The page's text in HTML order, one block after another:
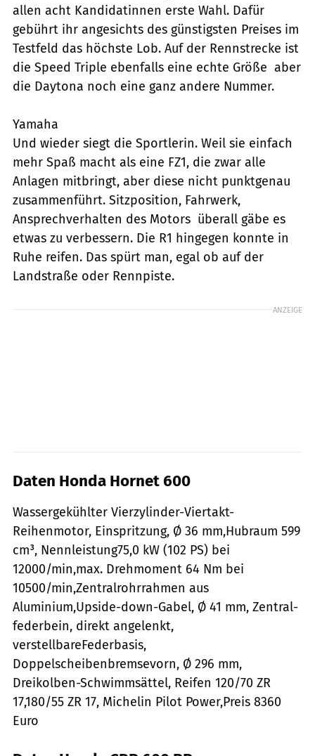
allen acht Kandidatinnen erste Wahl. Dafür
gebührt ihr angesichts des günstigsten Preises im
Testfeld das höchste Lob. Auf der Rennstrecke ist
die Speed Triple ebenfalls eine echte Größe  aber
die Daytona noch eine ganz andere Nummer.
Yamaha
Und wieder siegt die Sportlerin. Weil sie einfach
mehr Spaß macht als eine FZ1, die zwar alle
Anlagen mitbringt, aber diese nicht punktgenau
zusammenführt. Sitzposition, Fahrwerk,
Ansprechverhalten des Motors  überall gäbe es
etwas zu verbessern. Die R1 hingegen konnte in
Ruhe reifen. Das spürt man, egal ob auf der
Landstraße oder Rennpiste.
ANZEIGE
Daten Honda Hornet 600
Wassergekühlter Vierzylinder-Viertakt-
Reihenmotor, Einspritzung, Ø 36 mm,Hubraum 599
cm³, Nennleistung75,0 kW (102 PS) bei
12000/min,max. Drehmoment 64 Nm bei
10500/min,Zentralrohrrahmen aus
Aluminium,Upside-down-Gabel, Ø 41 mm, Zentral-
federbein, direkt angelenkt,
verstellbareFederbasis,
Doppelscheibenbremsevorn, Ø 296 mm,
Dreikolben-Schwimmsättel, Reifen 120/70 ZR
17,180/55 ZR 17, Michelin Pilot Power,Preis 8360
Euro